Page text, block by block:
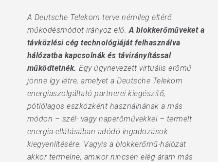
A Deutsche Telekom terve némileg eltérő
működésmódot irányoz elő.A blokkerőműveket a
távközlési cég technológiáját felhasználva
hálózatba kapcsolnák és távirányítással
működtetnék. Egy úgynevezett virtuális erőmű
jönne így létre, amelyet a Deutsche Telekom
energiaszolgáltató partnerei kiegészítő,
pótlólagos eszközként használnának a más
módon – szél- vagy naperőművekkel – termelt
energia ellátásában adódó ingadozások
kiegyenlítésére. Vagyis a blokkerőmű-hálózat
akkor termelne, amikor nincsen elég áram más